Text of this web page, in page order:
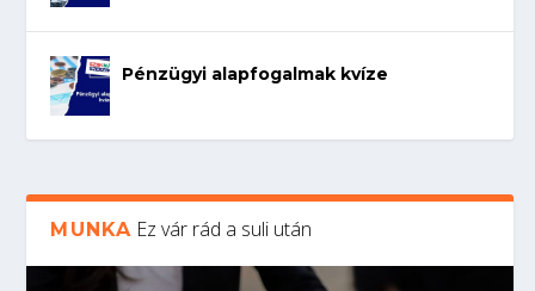
Pénzügyi alapfogalmak kvíze
MUNKA Ez vár rád a suli után